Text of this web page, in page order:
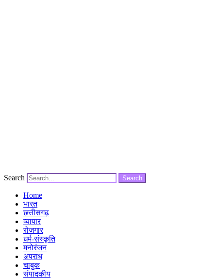
Search Search
Home
भारत
छत्तीसगढ़
व्यापार
रोजगार
धर्म-संस्कृति
मनोरंजन
अपराध
चाबुक
संपादकीय